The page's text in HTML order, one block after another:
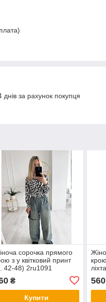
за рахунок покупця
сорочка прямого
з у квітковий принт
42-48) 2ru1091
₴
Купити
560